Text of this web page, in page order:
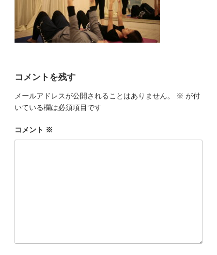
コメントを残す
メールアドレスが公開されることはありません。 ※ が付
いている欄は必須項目です
コメント ※